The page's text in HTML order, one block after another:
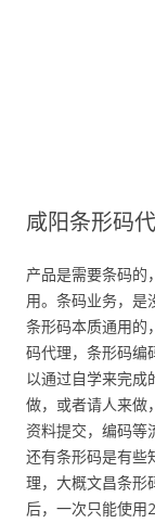
咸阳条形码
产品是需要条码的
用。条码业务，是
条形码本质通用的
码代理，条形码编
以通过自学来完成
做，或者请人来做
资料提交，编码等
还有条形码是有些
理，大概文昌条形
后，一次只能使用